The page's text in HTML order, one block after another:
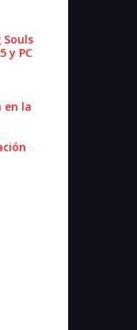
Souls
y PC
en la